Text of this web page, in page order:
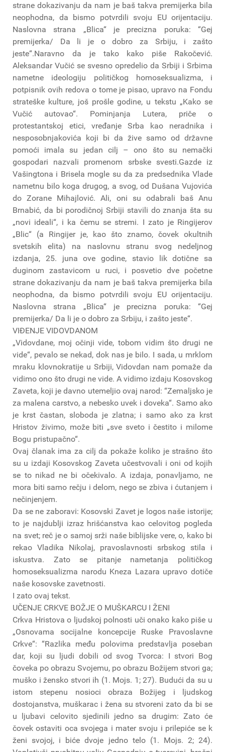
strane dokazivanju da nam je baš takva premijerka bila
neophodna, da bismo potvrdili svoju EU orijentaciju.
Naslovna strana „Blica“ je precizna poruka: “Gej
premijerka/ Da li je o dobro za Srbiju, i zašto
jeste“.Naravno da je tako kako piše Rakočević.
Aleksandar Vučić se svesno opredelio da Srbiji i Srbima
nametne ideologiju političkog homoseksualizma, i
potpisnik ovih redova o tome je pisao, upravo na Fondu
strateške kulture, još prošle godine, u tekstu „Kako se
Vučić autovao“. Pominjanja Lutera, priče o
protestantskoj etici, vređanje Srba kao neradnika i
nesposobnjakovića koji bi da žive samo od državne
pomoći imala su jedan cilj – ono što su nemački
gospodari nazvali promenom srbske svesti.Gazde iz
Vašingtona i Brisela mogle su da za predsednika Vlade
nametnu bilo koga drugog, a svog, od Dušana Vujovića
do Zorane Mihajlović. Ali, oni su odabrali baš Anu
Brnabić, da bi porodičnoj Srbiji stavili do znanja šta su
„novi ideali“, i ka čemu se stremi. I zato je Ringijerov
„Blic“ (a Ringijer je, kao što znamo, čovek okultnih
svetskih elita) na naslovnu stranu svog nedeljnog
izdanja, 25. juna ove godine, stavio lik dotične sa
duginom zastavicom u ruci, i posvetio dve početne
strane dokazivanju da nam je baš takva premijerka bila
neophodna, da bismo potvrdili svoju EU orijentaciju.
Naslovna strana „Blica“ je precizna poruka: “Gej
premijerka/ Da li je o dobro za Srbiju, i zašto jeste“.
VIĐENJE VIDOVDANOM
„Vidovdane, moj očinji vide, tobom vidim što drugi ne
vide“, pevalo se nekad, dok nas je bilo. I sada, u mrklom
mraku klovnokratije u Srbiji, Vidovdan nam pomaže da
vidimo ono što drugi ne vide. A vidimo izdaju Kosovskog
Zaveta, koji je davno utemeljio ovaj narod: “Zemaljsko je
za malena carstvo, a nebesko uvek i doveka“. Samo ako
je krst častan, sloboda je zlatna; i samo ako za krst
Hristov živimo, može biti „sve sveto i čestito i milome
Bogu pristupačno“.
Ovaj članak ima za cilj da pokaže koliko je strašno što
su u izdaji Kosovskog Zaveta učestvovali i oni od kojih
se to nikad ne bi očekivalo. A izdaja, ponavljamo, ne
mora biti samo rečju i delom, nego se zbiva i ćutanjem i
nečinjenjem.
Da se ne zaboravi: Kosovski Zavet je logos naše istorije;
to je najdublji izraz hrišćanstva kao celovitog pogleda
na svet; reč je o samoj srži naše biblijske vere, o, kako bi
rekao Vladika Nikolaj, pravoslavnosti srbskog stila i
iskustva. Zato se pitanje nametanja političkog
homoseksualizma narodu Kneza Lazara upravo dotiče
naše kosovske zavetnosti.
I zato ovaj tekst.
UČENJE CRKVE BOŽJE O MUŠKARCU I ŽENI
Crkva Hristova o ljudskoj polnosti uči onako kako piše u
„Osnovama socijalne koncepcije Ruske Pravoslavne
Crkve“: “Razlika među polovima predstavlja poseban
dar, koji su ljudi dobili od svog Tvorca: I stvori Bog
čoveka po obrazu Svojemu, po obrazu Božijem stvori ga;
muško i žensko stvori ih (1. Mojs. 1; 27). Budući da su u
istom stepenu nosioci obraza Božijeg i ljudskog
dostojanstva, muškarac i žena su stvoreni zato da bi se
u ljubavi celovito sjedinili jedno sa drugim: Zato će
čovek ostaviti oca svojega i mater svoju i prilepiće se k
ženi svojoj, i biće dvoje jedno telo (1. Mojs. 2; 24).